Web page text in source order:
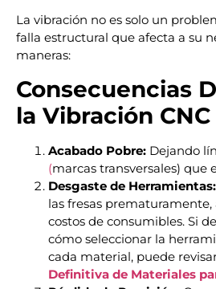
La vibración no es solo un
falla estructural que afecta a su
maneras:
Consecuencias
la Vibración CNC
Acabado Pobre: Dejando
(marcas transversales) que
Desgaste de Herramientas:
las fresas
costos de consumibles. Si
cómo seleccionar la
cada material, puede
Definitiva de Materiales